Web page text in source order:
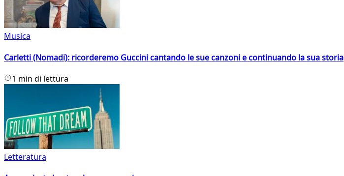
Musica
Carletti (Nomadi): ricorderemo Guccini cantando le sue canzoni e continuando la sua storia
1 min di lettura
Letteratura